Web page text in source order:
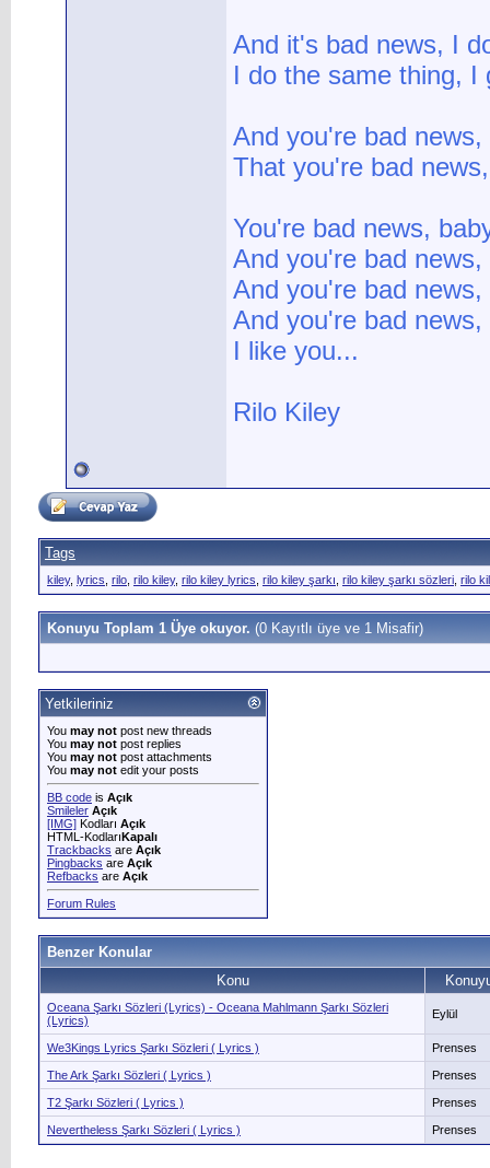
And it's bad news, I
I do the same thing, I
And you're bad
That you're bad
You're bad news,
And you're bad
And you're bad
And you're bad
I like you...
Rilo Kiley
Tags
kiley, lyrics rilo rilo kiley, rilo kiley lyrics rilo kiley şarkı rilo kiley şarkı sözleri rilo
Konuyu Toplam 1 Üye okuyor. (0 Kayıtlı üye ve 1 Misafir)
Yetkileriniz
You may not post new threads
You may not post replies
You may not post attachments
You may not edit your posts
BB code is Açık
Smileler Açık
[IMG] Kodları Açık
HTML-KodlarıKapalı
Trackbacks are Açık
Pingbacks are Açık
Refbacks are Açık
Forum Rules
Benzer Konular
Konu
Oceana Şarkı Sözleri (Lyrics) - Oceana Mahlmann Şarkı Sözleri
(Lyrics)
Eylül
We3Kings Lyrics Şarkı Sözleri ( Lyrics ) Prenses
The Ark Şarkı Sözleri ( Lyrics ) Prenses
T2 Şarkı Sözleri ( Lyrics ) Prenses
Nevertheless Şarkı Sözleri ( Lyrics ) Prenses